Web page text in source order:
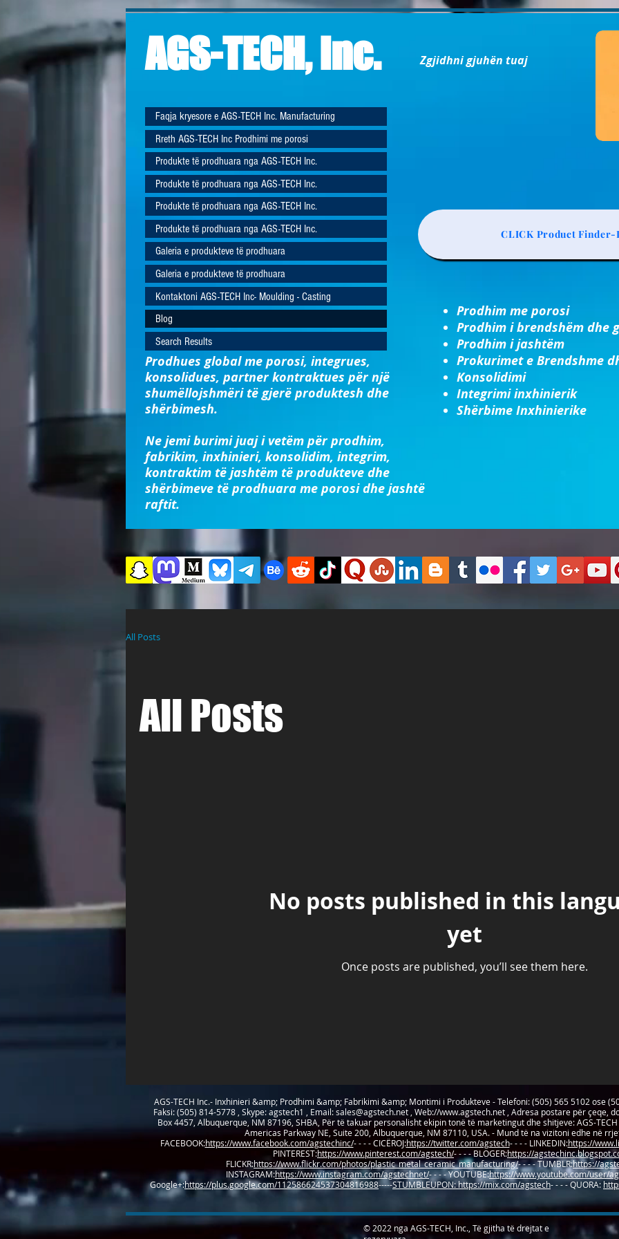
AGS-TECH, Inc.
Faqja kryesore e AGS-TECH Inc. Manufacturing
Rreth AGS-TECH Inc Prodhimi me porosi
Produkte të prodhuara nga AGS-TECH Inc.
Produkte të prodhuara nga AGS-TECH Inc.
Produkte të prodhuara nga AGS-TECH Inc.
Produkte të prodhuara nga AGS-TECH Inc.
Galeria e produkteve të prodhuara
Galeria e produkteve të prodhuara
Kontaktoni AGS-TECH Inc- Moulding - Casting
Blog
Search Results
Prodhues global me porosi, integrues,
konsolidues, partner kontraktues për një
shumëllojshmëri të gjerë produktesh dhe
shërbimesh.
Ne jemi burimi juaj i vetëm për prodhim,
fabrikim, inxhinieri, konsolidim, integrim,
kontraktim të jashtëm të produkteve dhe
shërbimeve të prodhuara me porosi dhe jashtë
raftit.
Zgjidhni gjuhën tuaj
CLICK Product Finder-
Prodhim me porosi
Prodhim i brendshëm dhe
Prodhim i jashtëm
Prokurimet e Brendshme
Konsolidimi​
Integrimi inxhinierik​
Shërbime Inxhinierike
All Posts
All Posts
No posts published in this
yet
Once posts are published, you’ll see them here.
AGS-TECH Inc.- Inxhinieri &amp; Prodhimi &amp; Fabrikimi &amp; Montimi i Produkteve - Telefoni: (505) 565 5102 ose
Faksi: (505) 814-5778 , Skype: agstech1 , Email:sales@agstech.net , Web://www.agstech.net , Adresa postare për çeqe,
Box 4457, Albuquerque, NM 87196, SHBA, Për të takuar personalisht ekipin tonë të marketingut dhe shitjeve: AGS-TECH
Americas Parkway NE, Suite 200, Albuquerque, NM 87110, USA. - Mund të na vizitoni edhe në
FACEBOOK:https://www.facebook.com/agstechinc/- - - - CICËROJ:https://twitter.com/agstech- - - - LINKEDIN:https://
PINTEREST:https://www.pinterest.com/agstech/- - - - BLOGER:https://
FLICKR:https://www.flickr.com/photos/plastic_metal_ceramic_manufacturing/- - - - TUMBLR:https://
INSTAGRAM:https://www.instagram.com/agstechnet/- - - - YOUTUBE:https://www.youtube.com/user/
Google+:https://plus.google.com/112586624537304816988-----STUMBLEUPON: https://mix.com/agstech- - - - QUORA:
© 2022 nga AGS-TECH, Inc., Të gjitha të drejtat e